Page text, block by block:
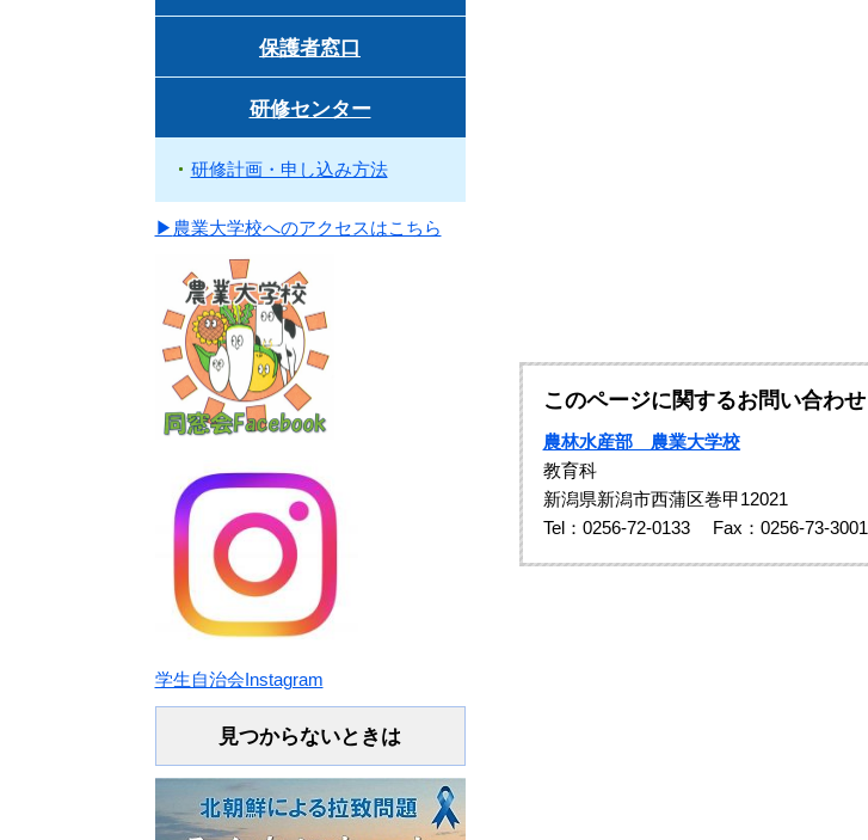
このページに関するお問い合わせ
農林水産部 農業大学校
教育科
新潟県新潟市西蒲区巻甲12021
Tel：0256-72-0133
Fax：0256-73-3001
保護者窓口
研修センター
研修計画・申し込み方法
▶ 農業大学校へのアクセスはこちら
学生自治会Instagram
見つからないときは